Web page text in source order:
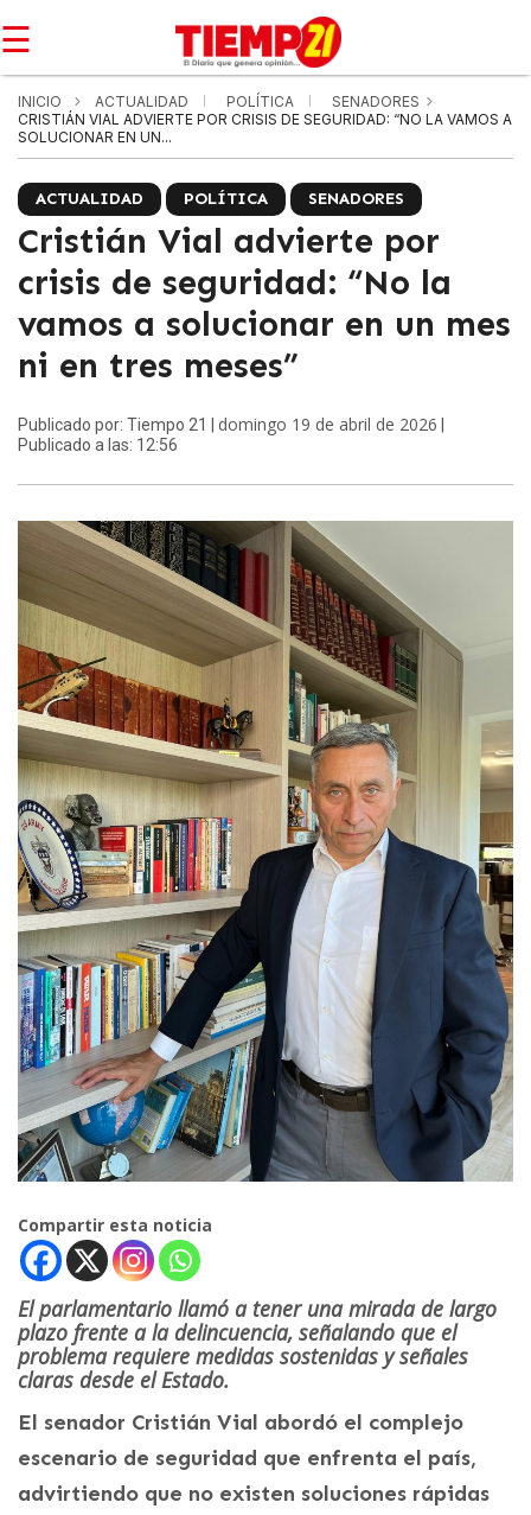
☰
INICIO ACTUALIDAD POLÍTICA
SENADORES
CRISTIÁN VIAL ADVIERTE POR CRISIS DE SEGURIDAD: “NO LA VAMOS A
SOLUCIONAR EN UN...
ACTUALIDAD POLÍTICA SENADORES
Cristián Vial advierte por
crisis de seguridad: “No la
vamos a solucionar en un mes
ni en tres meses”
Publicado por: Tiempo 21 | domingo 19 de abril de 2026
Publicado a las: 12:56
Compartir esta noticia
El parlamentario llamó a tener una mirada de largo
plazo frente a la delincuencia, señalando que el
problema requiere medidas sostenidas y señales
claras desde el Estado.
El senador Cristián Vial abordó el complejo
escenario de seguridad que enfrenta el país,
advirtiendo que no existen soluciones rápidas